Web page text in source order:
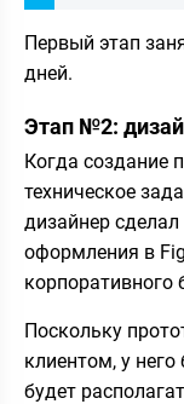
Первый этап
дней.
Этап №2:
Когда создание
техническое
дизайнер
оформления в
корпоративного
Поскольку
клиентом, у
будет